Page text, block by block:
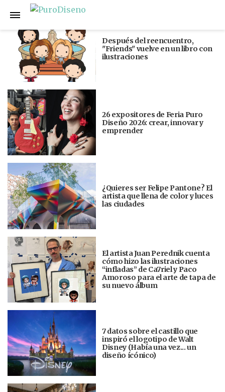
Anterior
Después del reencuentro,
"Friends" vuelve en un libro con
ilustraciones
26 expositores de Feria Puro
Diseño 2026: crear, innovar y
emprender
¿Quieres ser Felipe Pantone? El
artista que llena de color y luces
las ciudades
El artista Juan Perednik cuenta
cómo hizo las ilustraciones
“infladas” de Ca7riel y Paco
Amoroso para el arte de tapa de
su nuevo álbum
7 datos sobre el castillo que
inspiró el logotipo de Walt
Disney (Había una vez... un
diseño ícónico)
Siguiente